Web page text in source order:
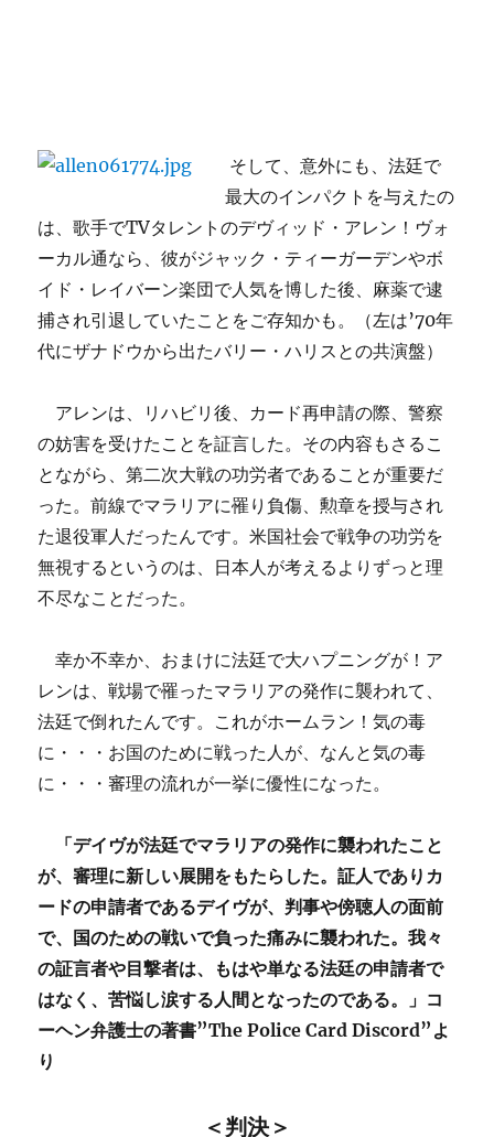
そして、意外にも、法廷で
最大のインパクトを与えたの
は、歌手でTVタレントのデヴィッド・アレン！ヴォ
ーカル通なら、彼がジャック・ティーガーデンやボ
イド・レイバーン楽団で人気を博した後、麻薬で逮
捕され引退していたことをご存知かも。（左は’70年
代にザナドウから出たバリー・ハリスとの共演盤）
アレンは、リハビリ後、カード再申請の際、警察
の妨害を受けたことを証言した。その内容もさるこ
とながら、第二次大戦の功労者であることが重要だ
った。前線でマラリアに罹り負傷、勲章を授与され
た退役軍人だったんです。米国社会で戦争の功労を
無視するというのは、日本人が考えるよりずっと理
不尽なことだった。
幸か不幸か、おまけに法廷で大ハプニングが！ア
レンは、戦場で罹ったマラリアの発作に襲われて、
法廷で倒れたんです。これがホームラン！気の毒
に・・・お国のために戦った人が、なんと気の毒
に・・・審理の流れが一挙に優性になった。
「デイヴが法廷でマラリアの発作に襲われたこと
が、審理に新しい展開をもたらした。証人でありカ
ードの申請者であるデイヴが、判事や傍聴人の面前
で、国のための戦いで負った痛みに襲われた。我々
の証言者や目撃者は、もはや単なる法廷の申請者で
はなく、苦悩し涙する人間となったのである。」コ
ーヘン弁護士の著書”The Police Card Discord”よ
り
＜判決＞